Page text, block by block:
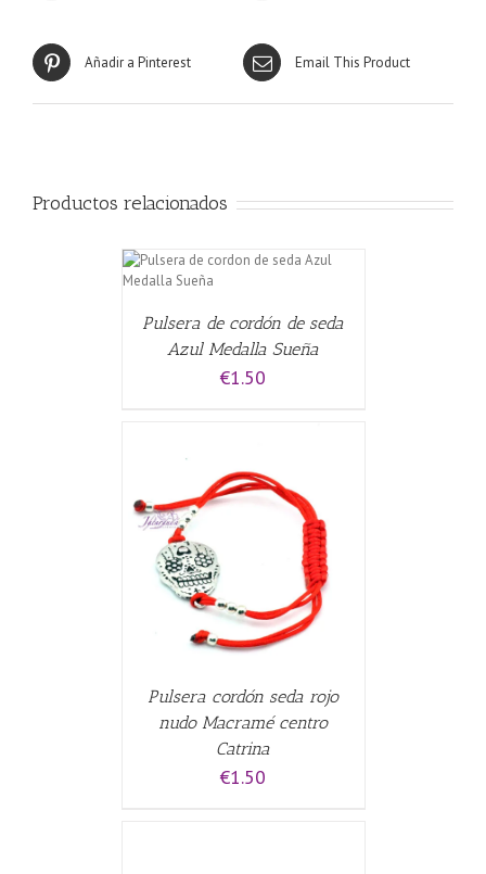
Añadir a Pinterest Email This Product
Productos relacionados
Pulsera de cordón de seda
Azul Medalla Sueña
€1.50
Pulsera cordón seda rojo
nudo Macramé centro
Catrina
€1.50